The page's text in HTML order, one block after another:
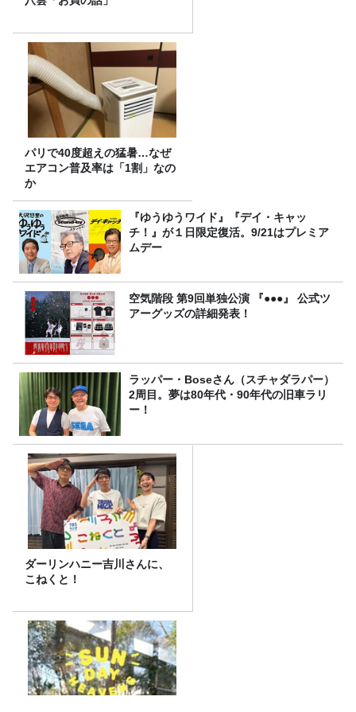
パリで40度超えの猛暑…なぜ
エアコン普及率は「1割」なの
か
『ゆうゆうワイド』『デイ・キャッ
チ！』が１日限定復活。9/21はプレミア
ムデー
空気階段 第9回単独公演 『●●●』 公式ツ
アーグッズの詳細発表！
ラッパー・Boseさん（スチャダラパー）
2周目。夢は80年代・90年代の旧車ラリ
ー！
ダーリンハニー吉川さんに、
こねくと！